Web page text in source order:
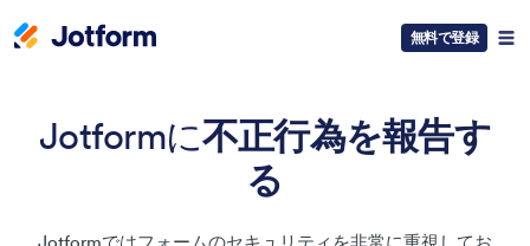
無料で登録
Jotformに不正行為を報告す
る